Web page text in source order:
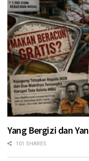
Yang Bergizi dan
101 SHARES